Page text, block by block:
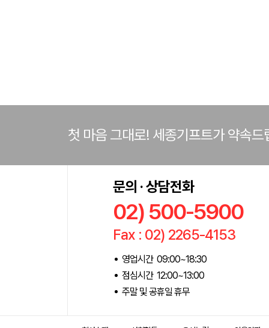
첫 마음 그대로! 세종기프트가 약속드
문의 · 상담전화
02) 500-5900
Fax : 02) 2265-4153
영업시간 09:00~18:30
점심시간 12:00~13:00
주말 및 공휴일 휴무